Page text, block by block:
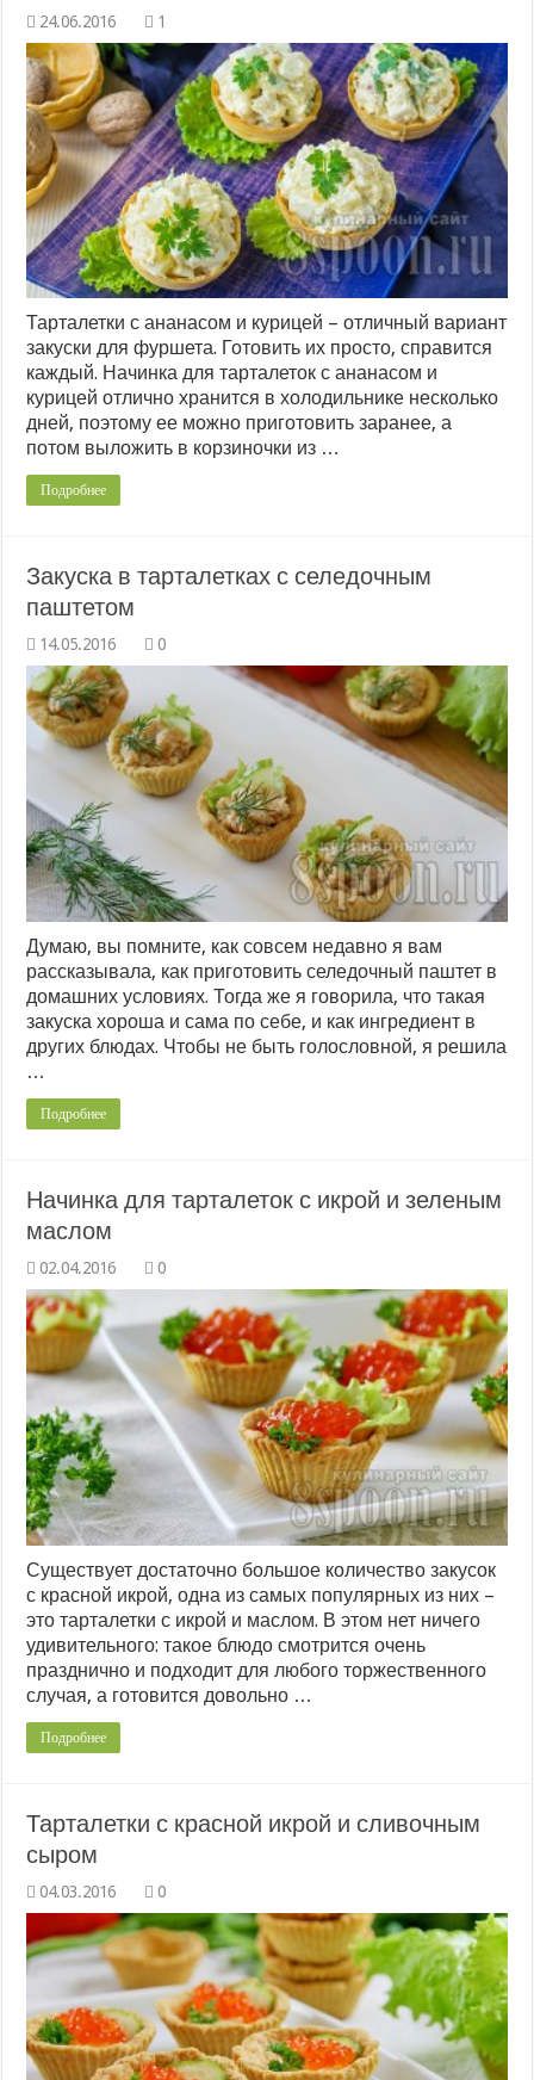
1
Тарталетки с ананасом и курицей – отличный вариант
закуски для фуршета. Готовить их просто, справится
каждый. Начинка для тарталеток с ананасом и
курицей отлично хранится в холодильнике несколько
дней, поэтому ее можно приготовить заранее, а
потом выложить в корзиночки из …
Подробнее
Закуска в тарталетках с селедочным
паштетом
0
Думаю, вы помните, как совсем недавно я вам
рассказывала, как приготовить селедочный паштет в
домашних условиях. Тогда же я говорила, что такая
закуска хороша и сама по себе, и как ингредиент в
других блюдах. Чтобы не быть голословной, я решила
…
Подробнее
Начинка для тарталеток с икрой и зеленым
маслом
0
Существует достаточно большое количество закусок
с красной икрой, одна из самых популярных из них –
это тарталетки с икрой и маслом. В этом нет ничего
удивительного: такое блюдо смотрится очень
празднично и подходит для любого торжественного
случая, а готовится довольно …
Подробнее
Тарталетки с красной икрой и сливочным
сыром
0